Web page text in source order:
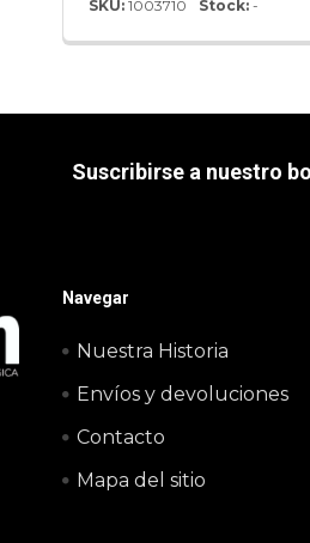
SKU:1003710
Stock:-
Suscribirse a nuestro
Navegar
Nuestra Historia
Envíos y devoluciones
Contacto
Mapa del sitio